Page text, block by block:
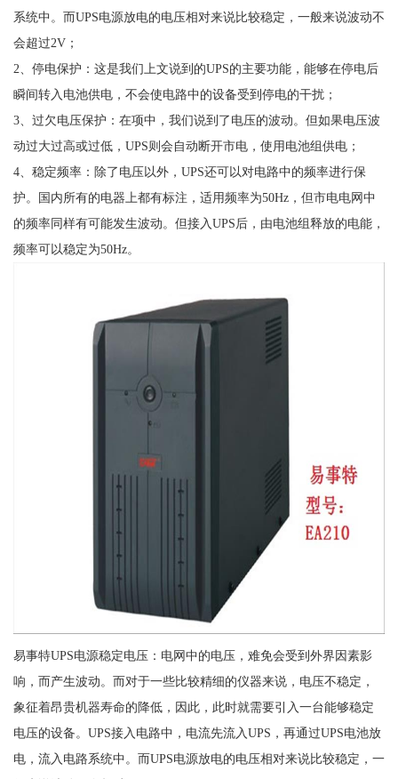
系统中。而UPS电源放电的电压相对来说比较稳定，一般来说波动不
会超过2V；
2、停电保护：这是我们上文说到的UPS的主要功能，能够在停电后
瞬间转入电池供电，不会使电路中的设备受到停电的干扰；
3、过欠电压保护：在项中，我们说到了电压的波动。但如果电压波
动过大过高或过低，UPS则会自动断开市电，使用电池组供电；
4、稳定频率：除了电压以外，UPS还可以对电路中的频率进行保
护。国内所有的电器上都有标注，适用频率为50Hz，但市电电网中
的频率同样有可能发生波动。但接入UPS后，由电池组释放的电能，
频率可以稳定为50Hz。
易事特UPS电源稳定电压：电网中的电压，难免会受到外界因素影
响，而产生波动。而对于一些比较精细的仪器来说，电压不稳定，
象征着昂贵机器寿命的降低，因此，此时就需要引入一台能够稳定
电压的设备。UPS接入电路中，电流先流入UPS，再通过UPS电池放
电，流入电路系统中。而UPS电源放电的电压相对来说比较稳定，一